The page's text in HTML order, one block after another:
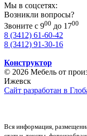
Мы в соцсетях:
Возникли вопросы?
Звоните с 900 до 1700
8 (3412) 61-60-42
8 (3412) 91-30-16
Конструктор
© 2026 Мебель от
Ижевск
Сайт разработан в
Вся информация,